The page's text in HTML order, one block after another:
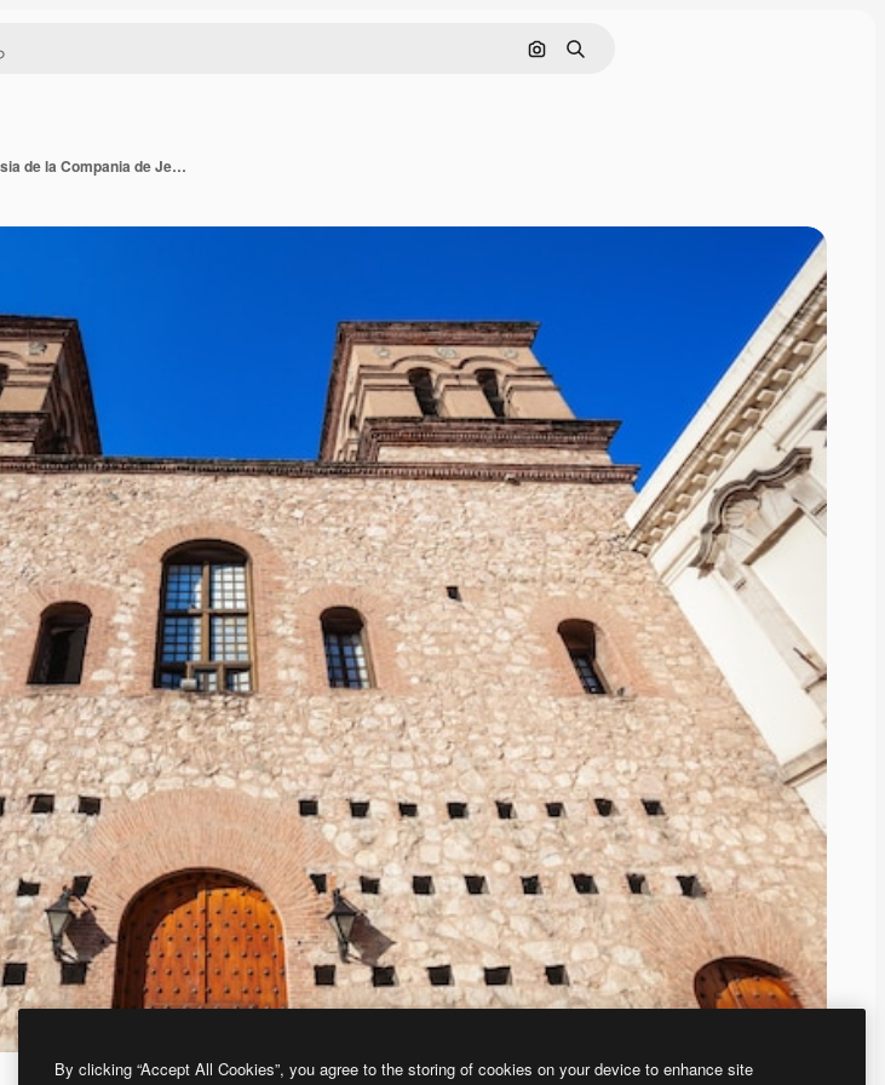
画像で検索
検索
イエズス会のイエズス会教会（Manzana Jesuitica Iglesia de la Compania de Jesus）は、アルゼンチンのコルドバにある教会です。
By clicking “Accept All Cookies”, you agree to the storing of cookies on your device to enhance site